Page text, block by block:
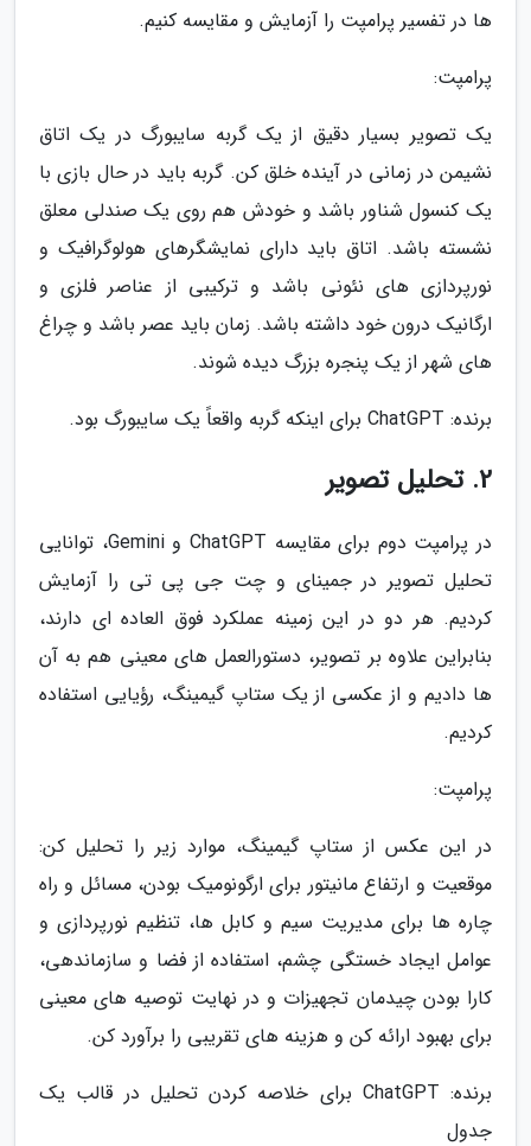
ها در تفسیر پرامپت را آزمایش و مقایسه کنیم.
پرامپت:
یک تصویر بسیار دقیق از یک گربه سایبورگ در یک اتاق
نشیمن در زمانی در آینده خلق کن. گربه باید در حال بازی با
یک کنسول شناور باشد و خودش هم روی یک صندلی معلق
نشسته باشد. اتاق باید دارای نمایشگرهای هولوگرافیک و
نورپردازی های نئونی باشد و ترکیبی از عناصر فلزی و
ارگانیک درون خود داشته باشد. زمان باید عصر باشد و چراغ
های شهر از یک پنجره بزرگ دیده شوند.
برنده: ChatGPT برای اینکه گربه واقعاً یک سایبورگ بود.
2. تحلیل تصویر
در پرامپت دوم برای مقایسه ChatGPT و Gemini، توانایی
تحلیل تصویر در جمینای و چت جی پی تی را آزمایش
کردیم. هر دو در این زمینه عملکرد فوق العاده ای دارند،
بنابراین علاوه بر تصویر، دستورالعمل های معینی هم به آن
ها دادیم و از عکسی از یک ستاپ گیمینگ، رؤیایی استفاده
کردیم.
پرامپت:
در این عکس از ستاپ گیمینگ، موارد زیر را تحلیل کن:
موقعیت و ارتفاع مانیتور برای ارگونومیک بودن، مسائل و راه
چاره ها برای مدیریت سیم و کابل ها، تنظیم نورپردازی و
عوامل ایجاد خستگی چشم، استفاده از فضا و سازماندهی،
کارا بودن چیدمان تجهیزات و در نهایت توصیه های معینی
برای بهبود ارائه کن و هزینه های تقریبی را برآورد کن.
برنده: ChatGPT برای خلاصه کردن تحلیل در قالب یک
جدول